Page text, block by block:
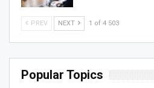
PREV NEXT 1 of 4 503
Popular Topics